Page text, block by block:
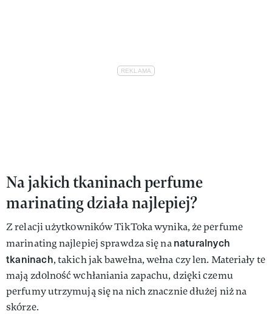
Na jakich tkaninach perfume
marinating działa najlepiej?
Z relacji użytkowników TikToka wynika, że perfume
marinating najlepiej sprawdza się nanaturalnych
tkaninach, takich jak bawełna, wełna czy len. Materiały te
mają zdolność wchłaniania zapachu, dzięki czemu
perfumy utrzymują się na nich znacznie dłużej niż na
skórze.